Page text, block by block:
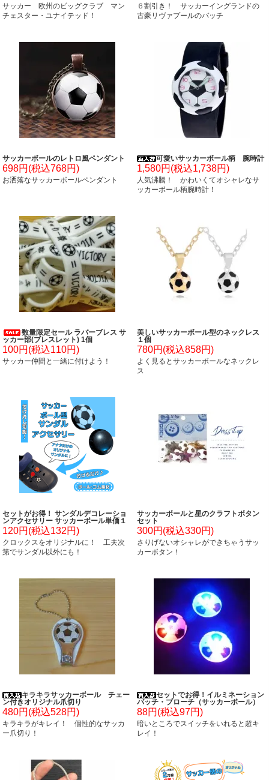
サッカー 欧州のビッグクラブ マン
チェスター・ユナイテッド！
６割引き！ サッカーイングランドの
古豪リヴァプールのバッチ
サッカーボールのレトロ風ペンダント
698円(税込768円)
お洒落なサッカーボールペンダント
可愛いサッカーボール柄 腕時計
1,580円(税込1,738円)
人気沸騰！ かわいくてオシャレなサ
ッカーボール柄腕時計！
数量限定セール ラバーブレス サ
ッカー部(ブレスレット) 1個
100円(税込110円)
サッカー仲間と一緒に付けよう！
美しいサッカーボール型のネックレス
１個
780円(税込858円)
よく見るとサッカーボールなネックレ
ス
セットがお得！ サンダルデコレーショ
ンアクセサリー サッカーボール単価１
０５円～
120円(税込132円)
クロックスをオリジナルに！ 工夫次
第でサンダル以外にも！
サッカーボールと星のクラフトボタン
セット
300円(税込330円)
さりげないオシャレができちゃうサッ
カーボタン！
キラキラサッカーボール チェー
ン付きオリジナル爪切り
480円(税込528円)
キラキラがキレイ！ 個性的なサッカ
ー爪切り！
セットでお得！イルミネーション
バッチ・ブローチ（サッカーボール）
単価７８円～
88円(税込97円)
暗いところでスイッチをいれると超キ
レイ！